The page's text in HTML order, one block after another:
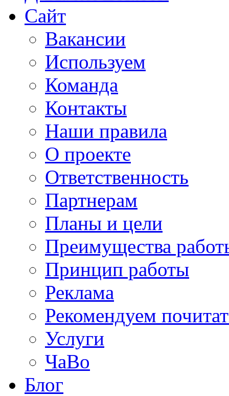
Сайт
Вакансии
Используем
Команда
Контакты
Наши правила
О проекте
Ответственность
Партнерам
Планы и цели
Преимущества
Принцип работы
Реклама
Рекомендуем
Услуги
ЧаВо
Блог